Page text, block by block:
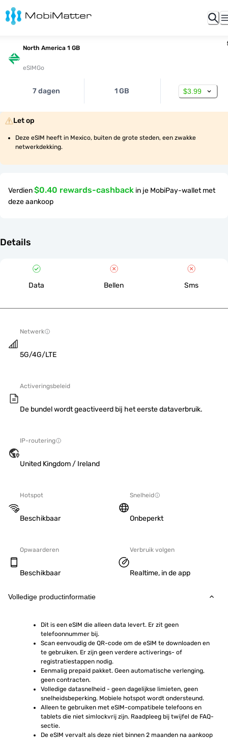
North America 1 GB
eSIMGo
7 dagen 1 GB $3.99
Let op
Deze eSIM heeft in Mexico, buiten de grote steden, een zwakke
netwerkdekking.
Verdien$0.40 rewards-cashback in je MobiPay-wallet met
deze aankoop
Details
Data Bellen Sms
Netwerk
5G/4G/LTE
Activeringsbeleid
De bundel wordt geactiveerd bij het eerste dataverbruik.
IP-routering
United Kingdom / Ireland
Hotspot
Beschikbaar
Snelheid
Onbeperkt
Opwaarderen
Beschikbaar
Verbruik volgen
Realtime, in de app
Volledige productinformatie
Dit is een eSIM die alleen data levert. Er zit geen
telefoonnummer bij.
Scan eenvoudig de QR-code om de eSIM te downloaden en
te gebruiken. Er zijn geen verdere activerings- of
registratiestappen nodig.
Eenmalig prepaid pakket. Geen automatische verlenging,
geen contracten.
Volledige datasnelheid - geen dagelijkse limieten, geen
snelheidsbeperking. Mobiele hotspot wordt ondersteund.
Alleen te gebruiken met eSIM-compatibele telefoons en
tablets die niet simlockvrij zijn. Raadpleeg bij twijfel de FAQ-
sectie.
De eSIM vervalt als deze niet binnen 2 maanden na aankoop